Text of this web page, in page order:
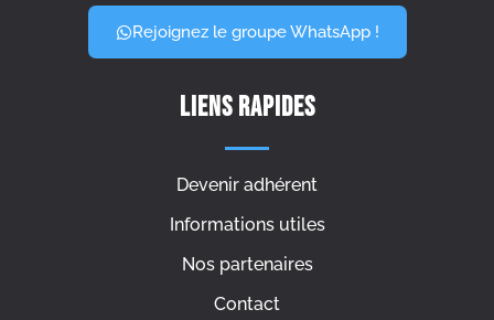
Rejoignez le groupe WhatsApp !
Liens rapides
Devenir adhérent
Informations utiles
Nos partenaires
Contact